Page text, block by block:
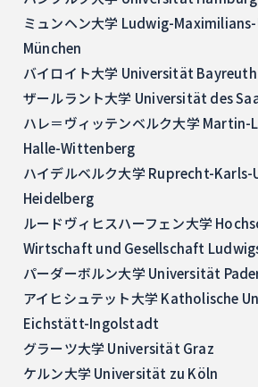
ミュンヘン大学 Ludwig-
München
バイロイト大学 Universität Bayreuth
ザールラント大学 Universität des
ハレ＝ヴィッテンベルク大学
Halle-Wittenberg
ハイデルベルク大学 Ruprecht-
Heidelberg
ルードヴィヒスハーフェン大学
Wirtschaft und Gesellschaft
パーダーボルン大学 Universität
アイヒシュテット大学 Katholische
Eichstätt-Ingolstadt
グラーツ大学 Universität Graz
ケルン大学 Universität zu Köln